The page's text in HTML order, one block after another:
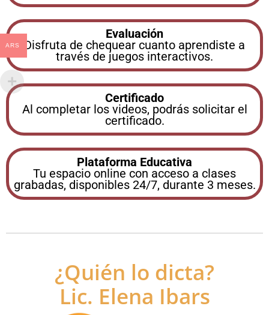
Evaluación
Disfruta de chequear cuanto aprendiste a
través de juegos interactivos.
Certificado
Al completar los videos, podrás solicitar el
certificado.
Plataforma Educativa
Tu espacio online con acceso a clases
grabadas, disponibles 24/7, durante 3 meses.
¿Quién lo dicta?
Lic. Elena Ibars
ARS